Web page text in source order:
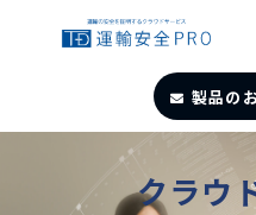
製品の
クラウ